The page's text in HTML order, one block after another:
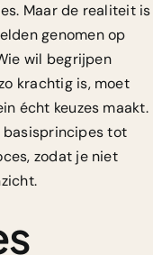
Maar de realiteit is
genomen op
wil begrijpen
krachtig is, moet
écht keuzes maakt.
tot
zodat je niet